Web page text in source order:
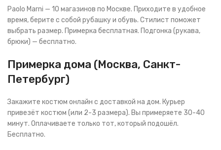
Paolo Marni — 10 магазинов по Москве. Приходите в удобное
время, берите с собой рубашку и обувь. Стилист поможет
выбрать размер. Примерка бесплатная. Подгонка (рукава,
брюки) — бесплатно.
Примерка дома (Москва, Санкт-
Петербург)
Закажите костюм онлайн с доставкой на дом. Курьер
привезёт костюм (или 2-3 размера). Вы примеряете 30-40
минут. Оплачиваете только тот, который подошёл.
Бесплатно.